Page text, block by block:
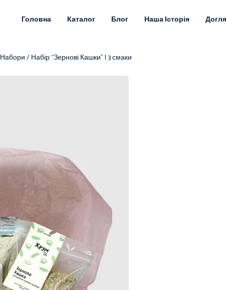
Головна Каталог Блог Наша Історія
Набори/ Набір “Зернові Кашки” | 3 смаки